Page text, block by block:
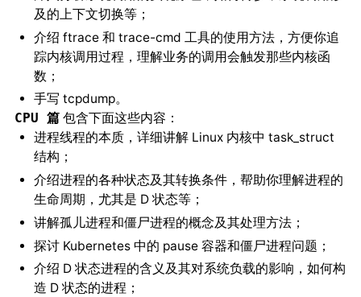
及的上下文切换等；
介绍 ftrace 和 trace-cmd 工具的使用方法，方便你追
踪内核调用过程，理解业务的调用会触发那些内核函
数；
手写 tcpdump。
CPU 篇包含下面这些内容：
进程线程的本质，详细讲解 Linux 内核中 task_struct
结构；
介绍进程的各种状态及其转换条件，帮助你理解进程的
生命周期，尤其是 D 状态等；
讲解孤儿进程和僵尸进程的概念及其处理方法；
探讨 Kubernetes 中的 pause 容器和僵尸进程问题；
介绍 D 状态进程的含义及其对系统负载的影响，如何构
造 D 状态的进程；